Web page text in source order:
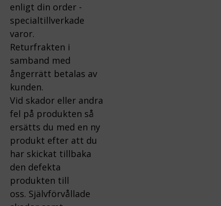
enligt din order -
specialtillverkade
varor.
Returfrakten i
samband med
ångerrätt betalas av
kunden.
Vid skador eller andra
fel på produkten så
ersätts du med en ny
produkt efter att du
har skickat tillbaka
den defekta
produkten till
oss. Självförvållade